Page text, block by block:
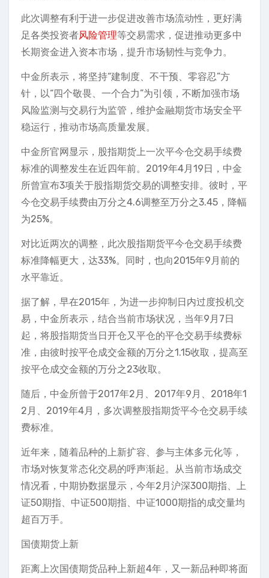
此次调整有利于进一步促进改善市场流动性，更好满
足各类投资者风险管理等交易需求，促进推动更多中
长期资金进入资本市场，提升市场韧性与竞争力。
中金所表示，将坚持“建制度、不干预、零容忍”方
针，以“四个敬畏、一个合力”为引领，不断加强市场
风险监测与交易行为监管，维护金融期货市场安全平
稳运行，推动市场高质量发展。
中金所官网显示，股指期货上一次平今仓交易手续费
标准的调整发生在近四年前。2019年4月19日，中金
所曾宣布3项关于股指期货交易的调整安排。彼时，平
今仓交易手续费由万分之4.6调整至万分之3.45，降幅
为25%。
对比近两次的调整，此次股指期货平今仓交易手续费
标准降幅更大，达33%。同时，也向2015年9月前的
水平靠近。
据了解，早在2015年，为进一步抑制日内过度投机交
易，中金所表示，结合当前市场状况，当年9月7日
起，将股指期货当日开仓又平仓的平仓交易手续费标
准，由彼时按平仓成交金额的万分之1.15收取，提高至
按平仓成交金额的万分之23收取。
随后，中金所曾于2017年2月、2017年9月、2018年1
2月、2019年4月，多次调整股指期货平今仓交易手续
费标准。
近年来，随着品种的上新扩容、参与主体多元化等，
市场对恢复常态化交易的呼声渐起。从当前市场成交
情况看，中期协数据显示，今年2月沪深300期指、上
证50期指、中证500期指、中证1000期指的成交量均
超百万手。
国债期货上新
距离上次国债期货品种上新超4年，又一新品种即将面